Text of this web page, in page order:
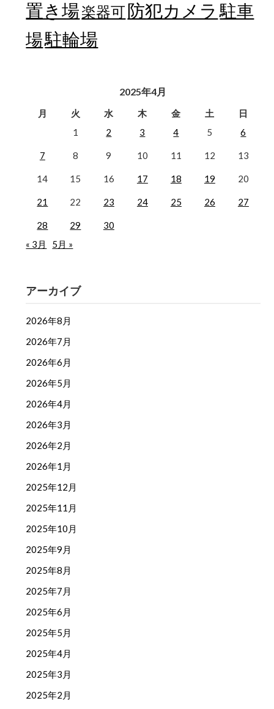
置き場楽器可防犯カメラ 駐車
場駐輪場
2025年4月
月 火 水 木 金 土
日
1
2 3 4 5 6
7 8 9 10 11 12 13
14 15 16 17 18 19 20
21 22 23 24 25 26 27
28 29
30
« 3月
5月 »
アーカイブ
2026年8月
2026年7月
2026年6月
2026年5月
2026年4月
2026年3月
2026年2月
2026年1月
2025年12月
2025年11月
2025年10月
2025年9月
2025年8月
2025年7月
2025年6月
2025年5月
2025年4月
2025年3月
2025年2月